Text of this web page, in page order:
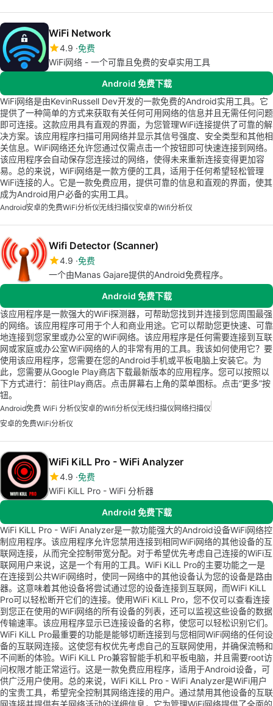
WiFi Network
4.9 免费
WiFi网络 - 一个可靠且免费的安卓实用工具
Android 免费下载
WiFi网络是由KevinRussell Dev开发的一款免费的Android实用工具。它
提供了一种简单的方式来获取有关任何可用网络的信息并且无需任何问题
即可连接。这款应用具有直观的界面，为您管理WiFi连接提供了可靠的解
决方案。该应用程序扫描可用网络并显示其信号强度、安全类型和其他相
关信息。WiFi网络还允许您通过仅需点击一个按钮即可快速连接到网络。
该应用程序会自动保存您连接过的网络，使得未来重新连接变得更加容
易。总的来说，WiFi网络是一款方便的工具，适用于任何希望轻松管理
WiFi连接的人。它是一款免费应用，提供可靠的信息和直观的界面，使其
成为Android用户必备的实用工具。
Android安卓的免费WiFi分析仪无线扫描仪安卓的wifi分析仪
Wifi Detector (Scanner)
4.9 免费
一个由Manas Gajare提供的Android免费程序。
Android 免费下载
该应用程序是一款强大的WiFi探测器，可帮助您找到并连接到您周围最强
的网络。该应用程序可用于个人和商业用途。它可以帮助您更快速、可靠
地连接到您家里或办公室的WiFi网络。该应用程序是任何需要连接到互联
网或家庭或办公室WiFi网络的人的非常有用的工具。我该如何使用它？要
使用该应用程序，您需要在您的Android手机或平板电脑上安装它。为
此，您需要从Google Play商店下载最新版本的应用程序。您可以按照以
下方式进行：前往Play商店。点击屏幕右上角的菜单图标。点击“更多”按
钮。
Android免费 WiFi 分析仪安卓的wifi分析仪无线扫描仪网络扫描仪
安卓的免费WiFi分析仪
WiFi KiLL Pro - WiFi Analyzer
4.9 免费
WiFi KiLL Pro - WiFi 分析器
Android 免费下载
WiFi KiLL Pro - WiFi Analyzer是一款功能强大的Android设备WiFi网络控
制应用程序。该应用程序允许您禁用连接到相同WiFi网络的其他设备的互
联网连接，从而完全控制带宽分配。对于希望优先考虑自己连接的WiFi互
联网用户来说，这是一个有用的工具。WiFi KiLL Pro的主要功能之一是
在连接到公共WiFi网络时，使同一网络中的其他设备认为您的设备是路由
器。这意味着其他设备将尝试通过您的设备连接到互联网，而WiFi KiLL
Pro可以轻松断开它们的连接。使用WiFi KiLL Pro，您不仅可以查看连接
到您正在使用的WiFi网络的所有设备的列表，还可以监视这些设备的数据
传输速率。该应用程序显示已连接设备的名称，使您可以轻松识别它们。
WiFi KiLL Pro最重要的功能是能够切断连接到与您相同WiFi网络的任何设
备的互联网连接。这使您有权优先考虑自己的互联网使用，并确保流畅和
不间断的体验。WiFi KiLL Pro兼容智能手机和平板电脑，并且需要root访
问权限才能正常运行。这是一款免费应用程序，适用于Android设备，可
供广泛用户使用。总的来说，WiFi KiLL Pro - WiFi Analyzer是WiFi用户
的宝贵工具，希望完全控制其网络连接的用户。通过禁用其他设备的互联
网连接并提供有关网络活动的详细信息，它为管理WiFi网络提供了全面的